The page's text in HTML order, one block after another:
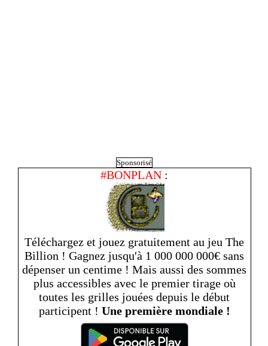
Sponsorisé
#BONPLAN :
Téléchargez et jouez gratuitement au jeu The
Billion ! Gagnez jusqu'à 1 000 000 000€ sans
dépenser un centime ! Mais aussi des sommes
plus accessibles avec le premier tirage où
toutes les grilles jouées depuis le début
participent ! Une première mondiale !